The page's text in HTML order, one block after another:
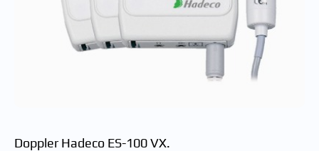
Doppler Hadeco ES-100 VX.